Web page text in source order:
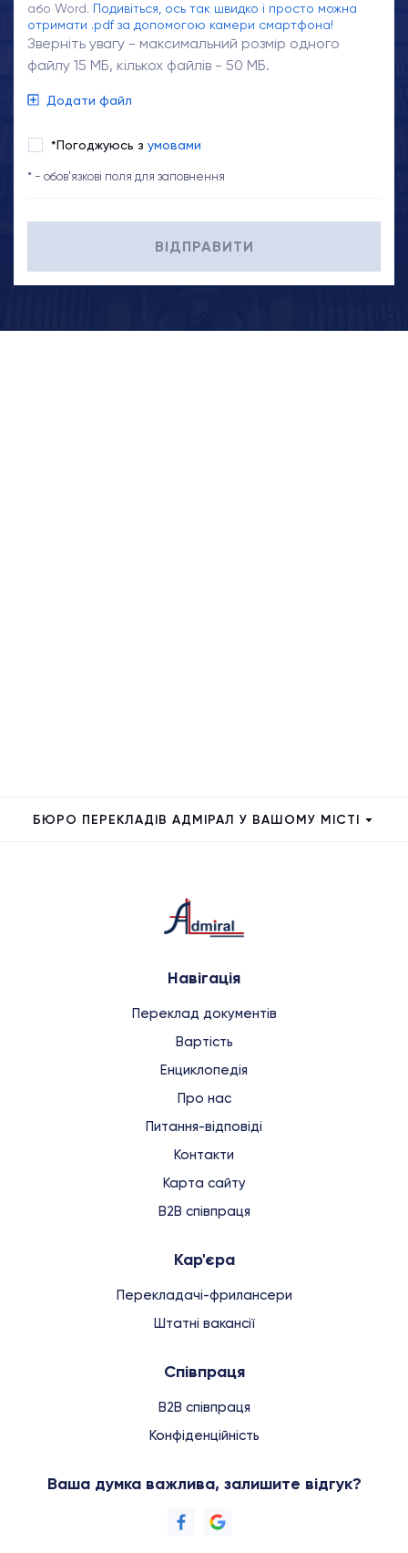
або Word. Подивіться, ось так швидко і просто можна
отримати .pdf за допомогою камери смартфона!
Зверніть увагу - максимальний розмір одного
файлу 15 МБ, кількох файлів - 50 МБ.
Додати файл
*Погоджуюсь з умовами
* - обов'язкові поля для заповнення
ВІДПРАВИТИ
БЮРО ПЕРЕКЛАДІВ АДМІРАЛ У ВАШОМУ МІСТІ
Навігація
Переклад документів
Вартість
Енциклопедія
Про нас
Питання-відповіді
Контакти
Карта сайту
B2B співпраця
Кар'єра
Перекладачі-фрилансери
Штатні вакансії
Співпраця
B2B співпраця
Конфіденційність
Ваша думка важлива, залишите відгук?